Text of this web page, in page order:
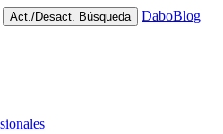
Act./Desact. Búsqueda DaboBlog